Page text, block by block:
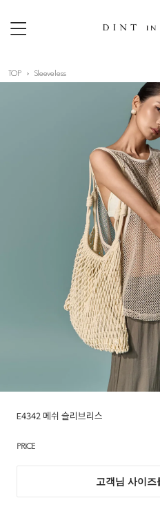
TOP Sleeveless
E4342 메쉬 슬리브리스
PRICE